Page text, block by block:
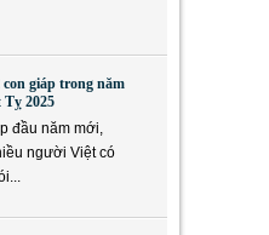
con giáp trong năm
Tỵ 2025
đầu năm mới,
người Việt có